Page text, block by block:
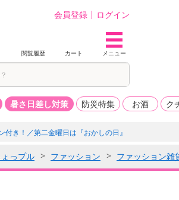
会員登録 ログイン
閲覧履歴 カート メニュー
暑さ日差し対策 防災特集 お酒 ク
付き！／第二金曜日は『おかしの日』
っプル ファッション ファッション雑